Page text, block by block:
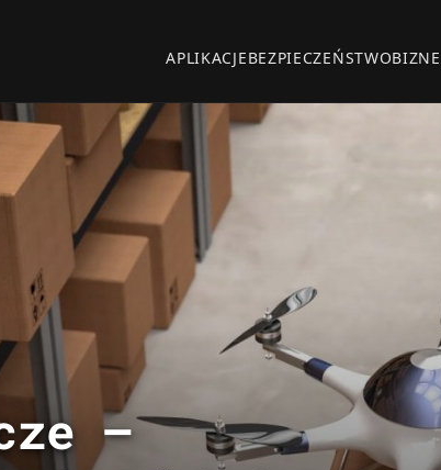
APLIKACJEBEZPIECZEŃSTWO
–